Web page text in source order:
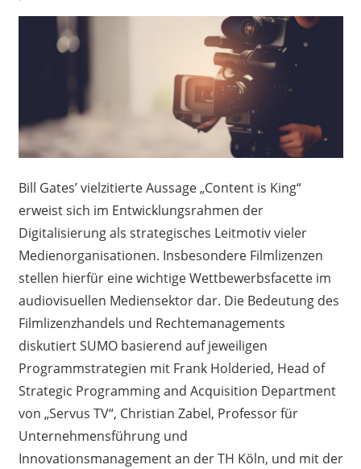
Bill Gates’ vielzitierte Aussage „Content is King“
erweist sich im Entwicklungsrahmen der
Digitalisierung als strategisches Leitmotiv vieler
Medienorganisationen. Insbesondere Filmlizenzen
stellen hierfür eine wichtige Wettbewerbsfacette im
audiovisuellen Mediensektor dar. Die Bedeutung des
Filmlizenzhandels und Rechtemanagements
diskutiert SUMO basierend auf jeweiligen
Programmstrategien mit Frank Holderied, Head of
Strategic Programming and Acquisition Department
von „Servus TV“, Christian Zabel, Professor für
Unternehmensführung und
Innovationsmanagement an der TH Köln, und mit der